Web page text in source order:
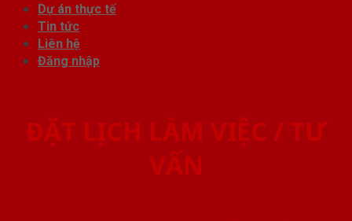
Dự án thực tế
Tin tức
Liên hệ
Đăng nhập
ĐẶT LỊCH LÀM VIỆC / TƯ
VẤN